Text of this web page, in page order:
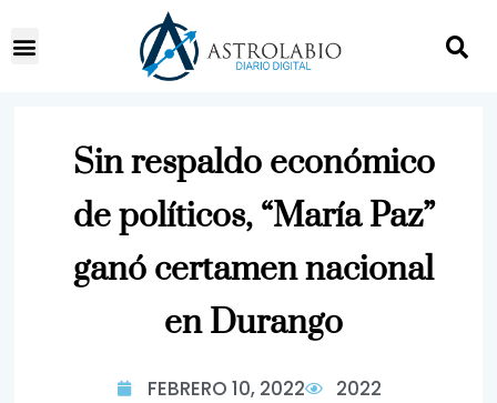
Sin respaldo económico
de políticos, “María Paz”
ganó certamen nacional
en Durango
FEBRERO 10, 2022 2022